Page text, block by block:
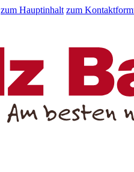
zum Hauptinhalt zum